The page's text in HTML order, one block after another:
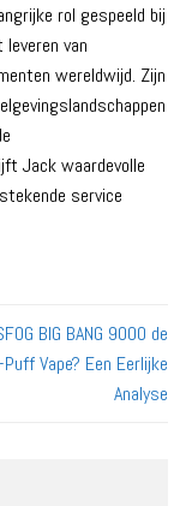
rol gespeeld bij
van
wereldwijd. Zijn
Jack waardevolle
service
BIG BANG 9000 de
Vape? Een Eerlijke
Analyse